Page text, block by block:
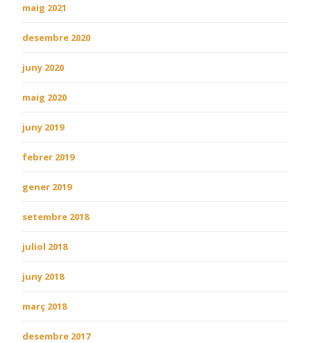
maig 2021
desembre 2020
juny 2020
maig 2020
juny 2019
febrer 2019
gener 2019
setembre 2018
juliol 2018
juny 2018
març 2018
desembre 2017